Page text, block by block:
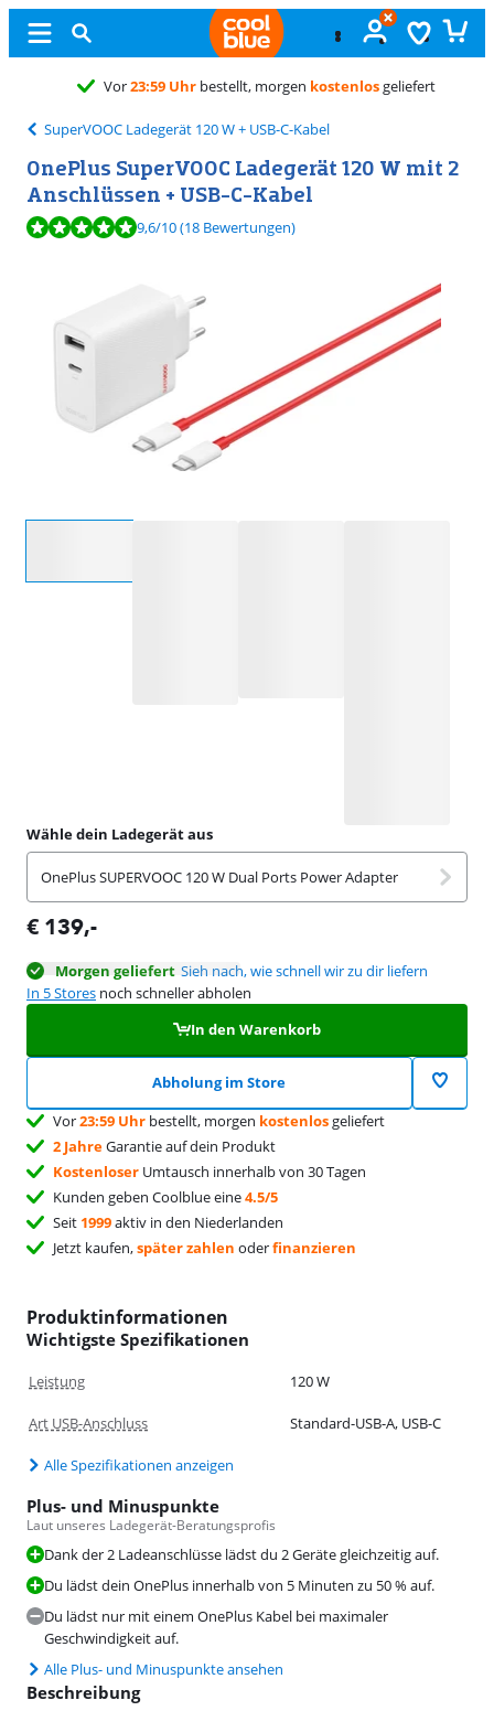
Kostenlos
SuperVOOC Ladegerät 120 W + USB-C-Kabel
OnePlus SuperVOOC Ladegerät 120 W mit 2
Anschlüssen + USB-C-Kabel
Bewertet mit 9,6 von 10, basierend auf 18 Bewertungen.
9,6/10(18 Bewertungen)
Wähle dein Ladegerät aus
OnePlus SUPERVOOC 120 W Dual Ports Power Adapter
€ 139,-
Morgen geliefert Sieh nach, wie schnell wir zu dir liefern
In 5 Stores noch schneller abholen
In den Warenkorb
Abholung im Store
Vor23:59 Uhr bestellt, morgen kostenlosgeliefert
2 JahreGarantie auf dein Produkt
Kostenloser Umtausch innerhalb von 30 Tagen
Kunden geben Coolblue eine4.5/5
Seit 1999aktiv in den Niederlanden
Jetzt kaufen,später zahlen oderfinanzieren
Produktinformationen
Wichtigste Spezifikationen
Leistung 120 W
Art USB-Anschluss Standard-USB-A, USB-C
Alle Spezifikationen anzeigen
Plus- und Minuspunkte
Laut unseres Ladegerät-Beratungsprofis
Dank der 2 Ladeanschlüsse lädst du 2 Geräte gleichzeitig auf.
Du lädst dein OnePlus innerhalb von 5 Minuten zu 50 % auf.
Du lädst nur mit einem OnePlus Kabel bei maximaler
Geschwindigkeit auf.
Alle Plus- und Minuspunkte ansehen
Beschreibung